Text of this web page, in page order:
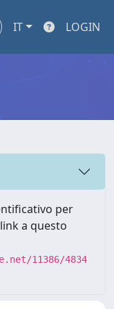
IT LOGIN
per
a questo
11386/4834